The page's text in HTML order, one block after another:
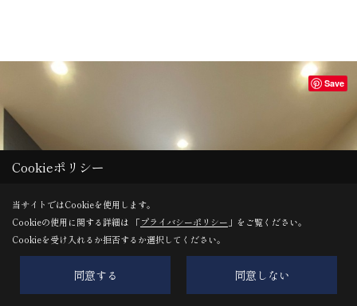
Save
Cookieポリシー
当サイトではCookieを使用します。
Cookieの使用に関する詳細は 「プライバシーポリシー 」をご覧ください。
Cookieを受け入れるか拒否するか選択してください。
同意する 同意しない